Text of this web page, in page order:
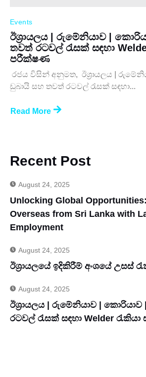
Events
ඊශ්‍රායලය | රුමේනියාව |
තවත් රටවල් රැසක් සඳහා
පරීක්ෂණ
රජය විසින් අනුමත, ඊශ්‍රායලය |
ඩුබායි සහ තවත් රටවල් රැසක් සඳහා...
Read More
Recent Post
August 24, 2025
Unlocking Global
Overseas from Sri Lanka with
Employment
August 24, 2025
ඊශ්‍රායලයේ ඉදිකිරීම් අංශයේ උසස්
August 24, 2025
ඊශ්‍රායලය | රුමේනියාව |
රටවල් රැසක් සඳහා Welder